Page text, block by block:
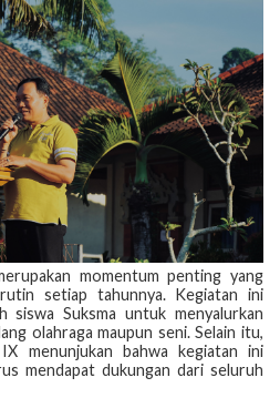
momentum penting yang
setiap tahunnya. Kegiatan ini
siswa Suksma untuk menyalurkan
olahraga maupun seni. Selain itu,
menunjukan bahwa kegiatan ini
mendapat dukungan dari seluruh